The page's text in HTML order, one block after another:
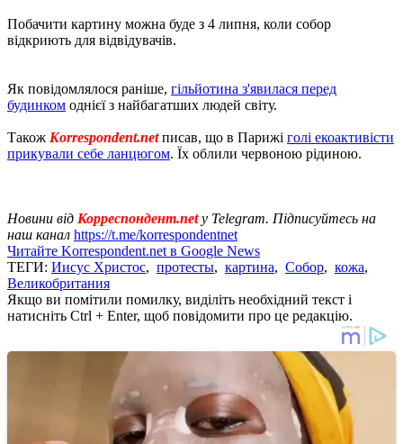
Побачити картину можна буде з 4 липня, коли собор
відкриють для відвідувачів.
Як повідомлялося раніше, гільйотина з'явилася перед
будинком однієї з найбагатших людей світу.
Також Korrespondent.netписав, що в Парижі голі екоактивісти
прикували себе ланцюгом. Їх облили червоною рідиною.
Новини від Корреспондент.net у Telegram. Підписуйтесь на
наш канал https://t.me/korrespondentnet
Читайте Korrespondent.net в Google News
ТЕГИ: Иисус Христос, протесты, картина, Собор, кожа,
Великобритания
Якщо ви помітили помилку, виділіть необхідний текст і
натисніть Ctrl + Enter, щоб повідомити про це редакцію.